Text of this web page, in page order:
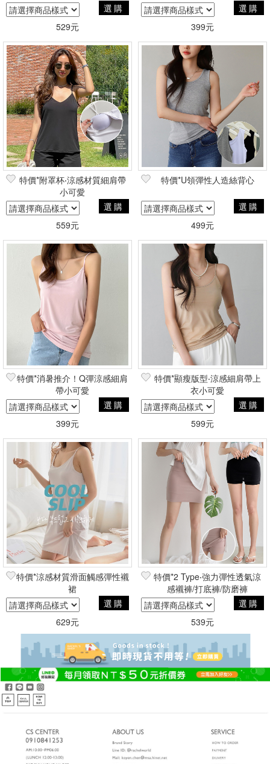
選購
529元
選購
399元
特價*附罩杯‧涼感材質細肩帶
小可愛
選購
559元
特價*U領彈性人造絲背心
選購
499元
特價*消暑推介！Q彈涼感細肩
帶小可愛
選購
399元
特價*顯瘦版型‧涼感細肩帶上
衣小可愛
選購
599元
特價*涼感材質滑面觸感彈性襯
裙
選購
629元
特價*2 Type‧強力彈性透氣涼
感襯褲/打底褲/防磨褲
選購
539元